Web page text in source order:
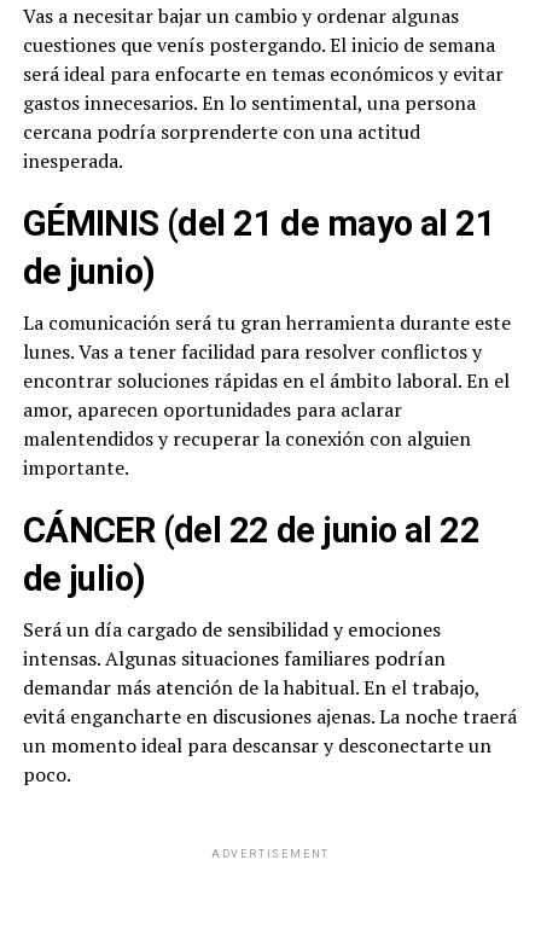
Vas a necesitar bajar un cambio y ordenar algunas
cuestiones que venís postergando. El inicio de semana
será ideal para enfocarte en temas económicos y evitar
gastos innecesarios. En lo sentimental, una persona
cercana podría sorprenderte con una actitud
inesperada.
GÉMINIS (del 21 de mayo al 21
de junio)
La comunicación será tu gran herramienta durante este
lunes. Vas a tener facilidad para resolver conflictos y
encontrar soluciones rápidas en el ámbito laboral. En el
amor, aparecen oportunidades para aclarar
malentendidos y recuperar la conexión con alguien
importante.
CÁNCER (del 22 de junio al 22
de julio)
Será un día cargado de sensibilidad y emociones
intensas. Algunas situaciones familiares podrían
demandar más atención de la habitual. En el trabajo,
evitá engancharte en discusiones ajenas. La noche traerá
un momento ideal para descansar y desconectarte un
poco.
ADVERTISEMENT